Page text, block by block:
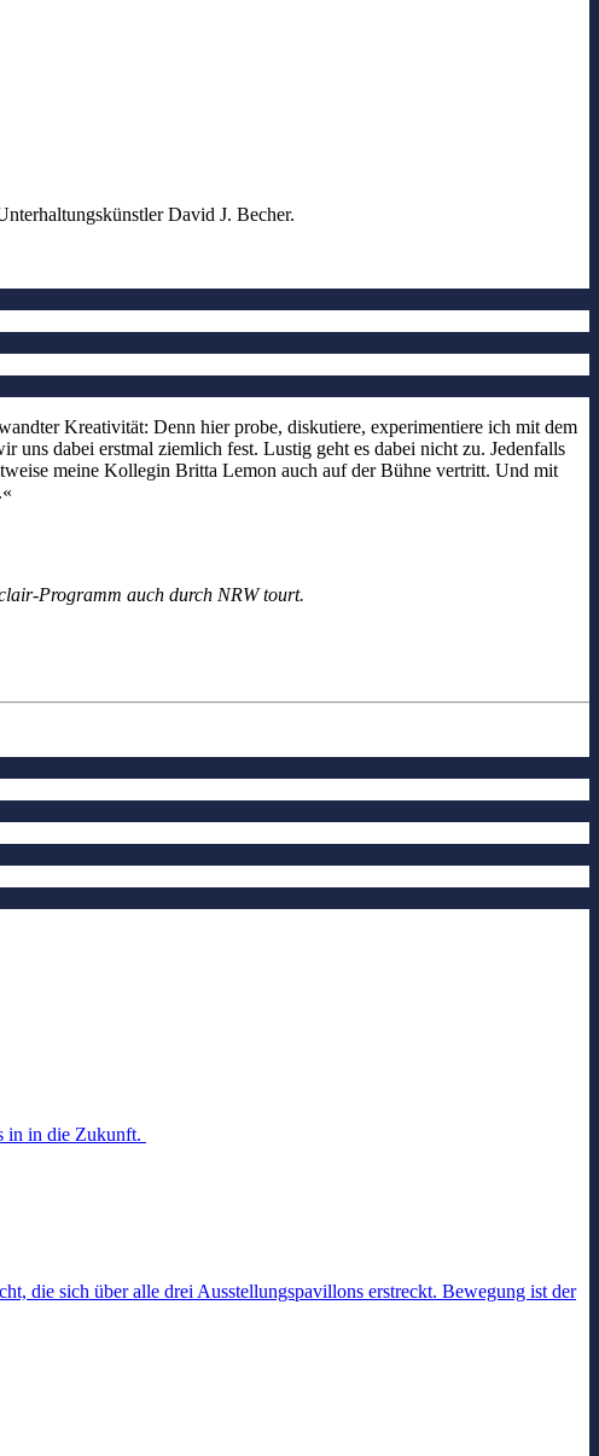
David J. Becher.
Kreativität: Denn hier probe, diskutiere, experimentiere ich mit dem
uns dabei erstmal ziemlich fest. Lustig geht es dabei nicht zu. Jedenfalls
meine Kollegin Britta Lemon auch auf der Bühne vertritt. Und mit
Programm auch durch NRW tourt.
in in die Zukunft.
die sich über alle drei Ausstellungspavillons erstreckt. Bewegung ist der